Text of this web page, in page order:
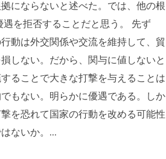
にならないと述べた。では、他の根
を拒否することだと思う。 先ず
動は外交関係や交流を維持して、貿
しない。だから、関与に値しないと
ることで大きな打撃を与えることは
もない。明らかに優遇である。しか
を恐れて国家の行動を改める可能性
ないか。...